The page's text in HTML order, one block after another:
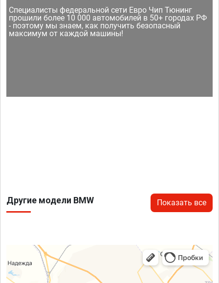
Специалисты федеральной сети Евро Чип Тюнинг
прошили более 10 000 автомобилей в 50+ городах РФ
- поэтому мы знаем, как получить безопасный
максимум от каждой машины!
Другие модели BMW Показать все